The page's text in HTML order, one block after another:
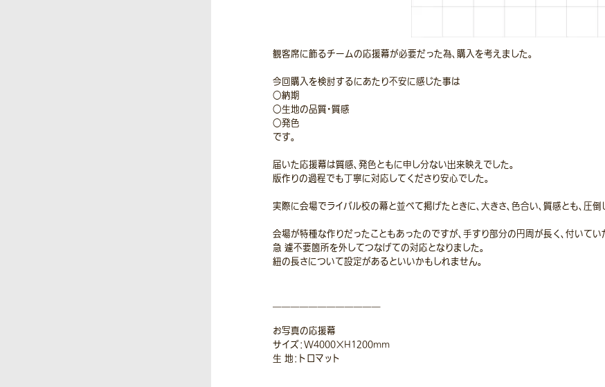
観客席に飾るチームの応援幕が必要だった為、購入を考えました。
今回購入を検討するにあたり不安に感じた事は
○納期
○生地の品質・質感
○発色
です。
届いた応援幕は質感、発色ともに申し分ない出来映えでした。
版作りの過程でも丁寧に対応してくださり安心でした。
実際に会場でライバル校の幕と並べて掲げたときに、大きさ、色合い、質感とも、圧倒
会場が特種な作りだったこともあったのですが、手すり部分の円周が長く、付いてい
急 遽不要箇所を外してつなげての対応となりました。
紐の長さについて設定があるといいかもしれません。
お写真の応援幕
サイズ：W4000×H1200mm
生 地：トロマット